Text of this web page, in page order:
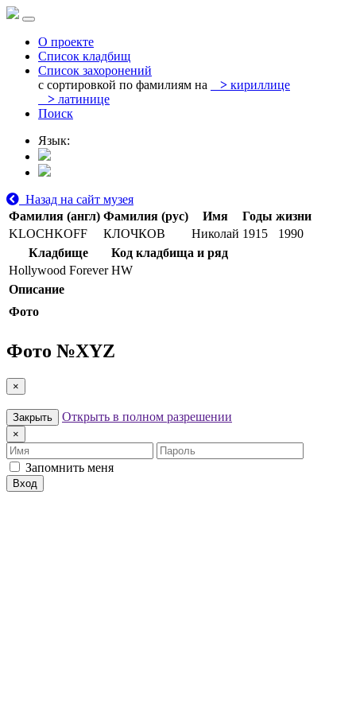
О проекте
Список кладбищ
Список захоронений
с сортировкой по фамилиям на
> кириллице
> латинице
Поиск
Язык:
Назад на сайт музея
Фамилия (англ) Фамилия (рус) Имя
Годы жизни
KLOCHKOFF
КЛОЧКОВ Николай 1915
1990
Кладбище
Код кладбища и ряд
Hollywood Forever HW
Описание
Фото
Фото №XYZ
×
Закрыть Открыть в полном разрешении
×
Имя
Пароль
Запомнить меня
Вход